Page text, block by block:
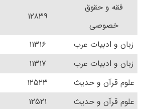
فقه و حقوق
خصوصی
۱۲۸۳۹
زبان و ادبیات عرب ۱۱۳۱۶
زبان و ادبیات عرب
۱۱۳۱۷
علوم قرآن و حدیث
۱۲۵۲۳
علوم قرآن و حدیث
۱۲۵۲۱